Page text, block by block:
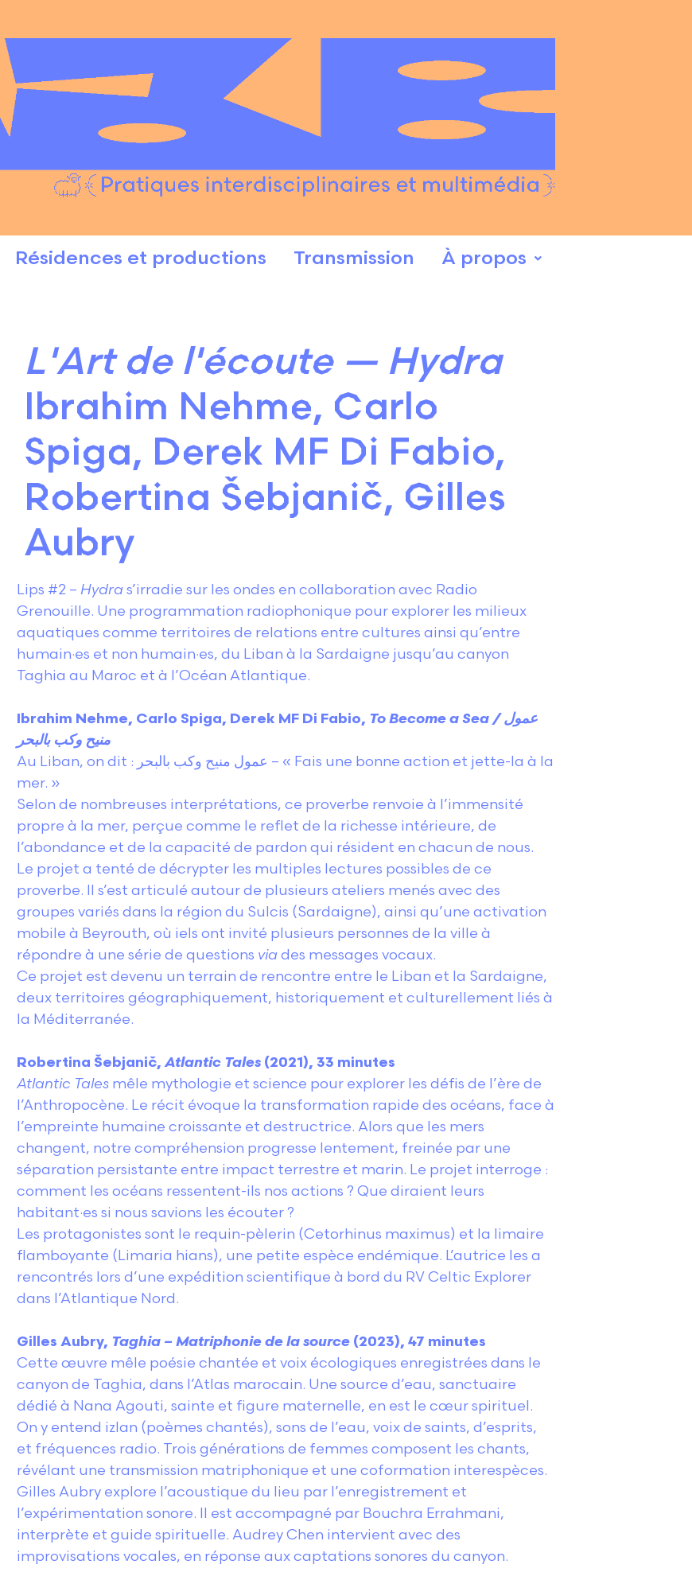
Résidences et productions Transmission À propos
L'Art de l'écoute — Hydra
Ibrahim Nehme, Carlo
Spiga, Derek MF Di Fabio,
Robertina Šebjanič, Gilles
Aubry
Lips #2 – Hydras’irradie sur les ondes en collaboration avec Radio
Grenouille. Une programmation radiophonique pour explorer les milieux
aquatiques comme territoires de relations entre cultures ainsi qu’entre
humain·es et non humain·es, du Liban à la Sardaigne jusqu’au canyon
Taghia au Maroc et à l’Océan Atlantique.
Ibrahim Nehme, Carlo Spiga, Derek MF Di Fabio, To Become a Sea / عمول
منيح وكب بالبحر
Au Liban, on dit : عمول منيح وكب بالبحر – « Fais une bonne action et jette-la à la
mer. »
Selon de nombreuses interprétations, ce proverbe renvoie à l’immensité
propre à la mer, perçue comme le reflet de la richesse intérieure, de
l’abondance et de la capacité de pardon qui résident en chacun de nous.
Le projet a tenté de décrypter les multiples lectures possibles de ce
proverbe. Il s’est articulé autour de plusieurs ateliers menés avec des
groupes variés dans la région du Sulcis (Sardaigne), ainsi qu’une activation
mobile à Beyrouth, où iels ont invité plusieurs personnes de la ville à
répondre à une série de questions viades messages vocaux.
Ce projet est devenu un terrain de rencontre entre le Liban et la Sardaigne,
deux territoires géographiquement, historiquement et culturellement liés à
la Méditerranée.
Robertina Šebjanič,Atlantic Tales (2021), 33 minutes
Atlantic Tales mêle mythologie et science pour explorer les défis de l’ère de
l’Anthropocène. Le récit évoque la transformation rapide des océans, face à
l’empreinte humaine croissante et destructrice. Alors que les mers
changent, notre compréhension progresse lentement, freinée par une
séparation persistante entre impact terrestre et marin. Le projet interroge :
comment les océans ressentent-ils nos actions ? Que diraient leurs
habitant·es si nous savions les écouter ?
Les protagonistes sont le requin-pèlerin (Cetorhinus maximus) et la limaire
flamboyante (Limaria hians), une petite espèce endémique. L’autrice les a
rencontrés lors d’une expédition scientifique à bord du RV Celtic Explorer
dans l’Atlantique Nord.
Gilles Aubry, Taghia – Matriphonie de la source (2023), 47 minutes
Cette œuvre mêle poésie chantée et voix écologiques enregistrées dans le
canyon de Taghia, dans l’Atlas marocain. Une source d’eau, sanctuaire
dédié à Nana Agouti, sainte et figure maternelle, en est le cœur spirituel.
On y entend izlan (poèmes chantés), sons de l’eau, voix de saints, d’esprits,
et fréquences radio. Trois générations de femmes composent les chants,
révélant une transmission matriphonique et une coformation interespèces.
Gilles Aubry explore l’acoustique du lieu par l’enregistrement et
l’expérimentation sonore. Il est accompagné par Bouchra Errahmani,
interprète et guide spirituelle. Audrey Chen intervient avec des
improvisations vocales, en réponse aux captations sonores du canyon.